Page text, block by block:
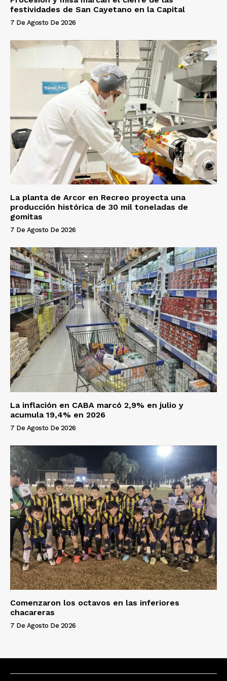
festividades de San Cayetano en la Capital
7 De Agosto De 2026
La planta de Arcor en Recreo proyecta una
producción histórica de 30 mil toneladas de
gomitas
7 De Agosto De 2026
La inflación en CABA marcó 2,9% en julio y
acumula 19,4% en 2026
7 De Agosto De 2026
Comenzaron los octavos en las inferiores
chacareras
7 De Agosto De 2026